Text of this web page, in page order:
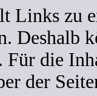
Links zu
Deshalb
Für die
der